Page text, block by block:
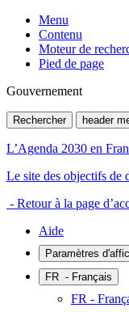
Menu
Contenu
Moteur de
Pied de page
Gouvernement
Rechercher header
L’Agenda 2030 en
Le site des objectifs de
- Retour à la page
Aide
Paramètres
FR - Français
FR -